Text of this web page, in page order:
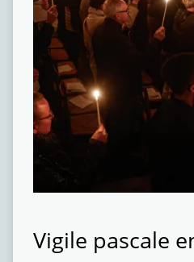
Vigile pascale